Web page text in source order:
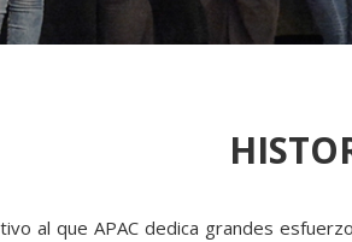
al que APAC dedica grandes